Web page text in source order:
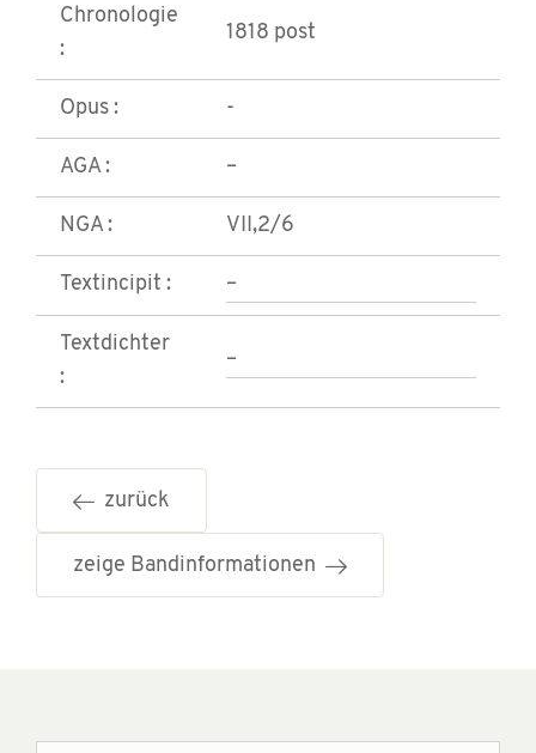
Chronologie
:
1818 post
Opus : -
AGA : –
NGA : VII,2/6
Textincipit : –
Textdichter
:
–
zurück
zeige Bandinformationen